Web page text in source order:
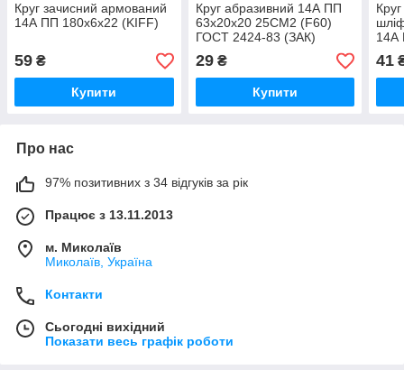
Круг зачисний армований
14А ПП 180х6х22 (KIFF)
59 ₴
Купити
Круг абразивний 14А ПП
63х20х20 25СМ2 (F60)
ГОСТ 2424-83 (ЗАК)
29₴
Купити
14А
41
Про нас
97% позитивних з 34 відгуків за рік
Працює з 13.11.2013
м. Миколаїв
Миколаїв, Україна
Контакти
Сьогодні вихідний
Показати весь графік роботи